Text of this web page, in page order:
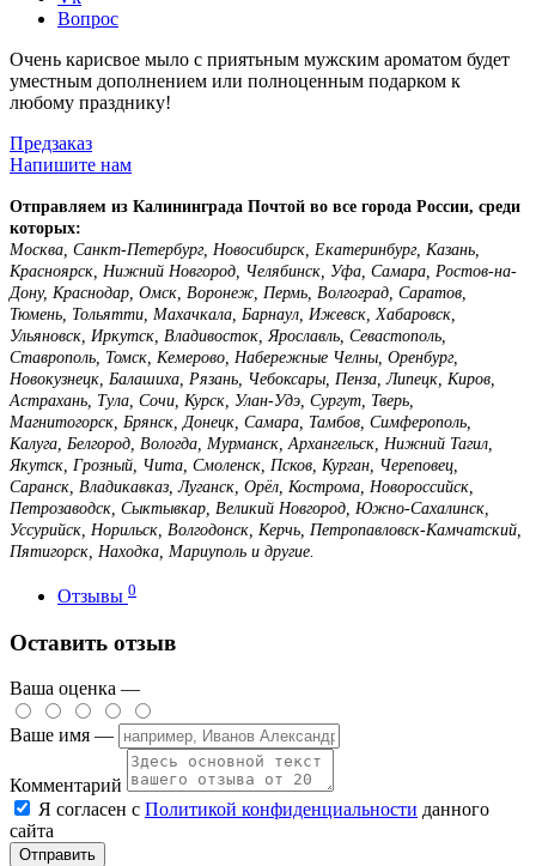
Вопрос
Очень карисвое мыло с приятьным мужским ароматом будет
уместным дополнением или полноценным подарком к
любому празднику!
Предзаказ
Напишите нам
Отправляем из Калининграда Почтой во все города России, среди
которых:
Москва, Санкт-Петербург, Новосибирск, Екатеринбург, Казань,
Красноярск, Нижний Новгород, Челябинск, Уфа, Самара, Ростов-на-
Дону, Краснодар, Омск, Воронеж, Пермь, Волгоград, Саратов,
Тюмень, Тольятти, Махачкала, Барнаул, Ижевск, Хабаровск,
Ульяновск, Иркутск, Владивосток, Ярославль, Севастополь,
Ставрополь, Томск, Кемерово, Набережные Челны, Оренбург,
Новокузнецк, Балашиха, Рязань, Чебоксары, Пенза, Липецк, Киров,
Астрахань, Тула, Сочи, Курск, Улан-Удэ, Сургут, Тверь,
Магнитогорск, Брянск, Донецк, Самара, Тамбов, Симферополь,
Калуга, Белгород, Вологда, Мурманск, Архангельск, Нижний Тагил,
Якутск, Грозный, Чита, Смоленск, Псков, Курган, Череповец,
Саранск, Владикавказ, Луганск, Орёл, Кострома, Новороссийск,
Петрозаводск, Сыктывкар, Великий Новгород, Южно-Сахалинск,
Уссурийск, Норильск, Волгодонск, Керчь, Петропавловск-Камчатский,
Пятигорск, Находка, Мариуполь и другие.
Отзывы 0
Оставить отзыв
Ваша оценка —
Ваше имя —
Комментарий
Я согласен с Политикой конфиденциальности данного
сайта